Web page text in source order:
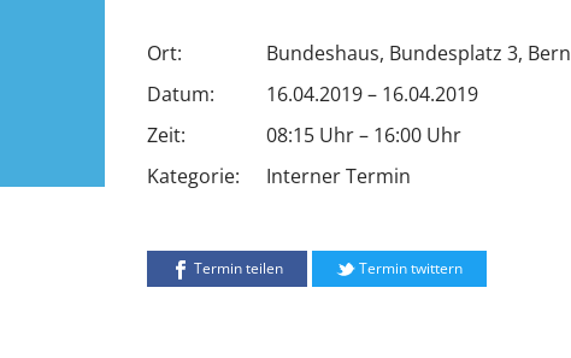
Ort:
Bundeshaus, Bundesplatz 3, Bern
Datum:
16.04.2019 – 16.04.2019
Zeit:
08:15 Uhr – 16:00 Uhr
Kategorie:
Interner Termin
Termin teilen Termin twittern